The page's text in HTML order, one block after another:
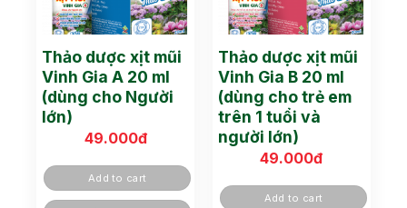
Thảo dược xịt mũi
Vinh Gia A 20 ml
(dùng cho Người
lớn)
49.000đ
Add to cart
Thảo dược xịt mũi
Vinh Gia B 20 ml
(dùng cho trẻ em
trên 1 tuổi và
người lớn)
49.000đ
Add to cart